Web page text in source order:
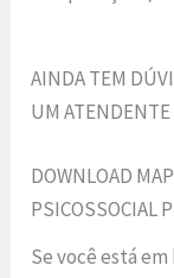
AINDA TEM
UM
DOWNLOAD
PSICOSSOCIAL
Se você está